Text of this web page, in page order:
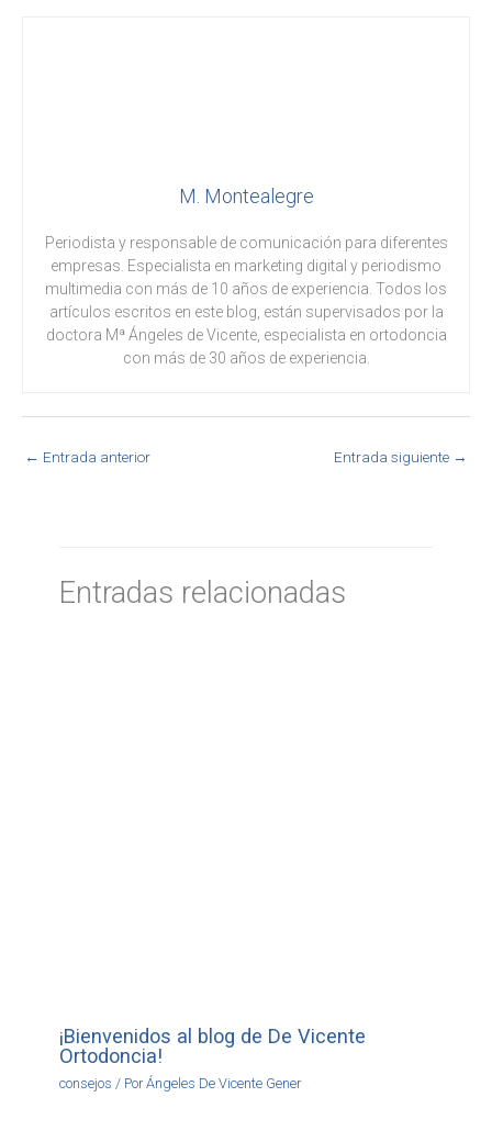
M. Montealegre
Periodista y responsable de comunicación para diferentes
empresas. Especialista en marketing digital y periodismo
multimedia con más de 10 años de experiencia. Todos los
artículos escritos en este blog, están supervisados por la
doctora Mª Ángeles de Vicente, especialista en ortodoncia
con más de 30 años de experiencia.
← Entrada anterior Entrada siguiente →
Entradas relacionadas
¡Bienvenidos al blog de De Vicente
Ortodoncia!
consejos / PorÁngeles De Vicente Gener